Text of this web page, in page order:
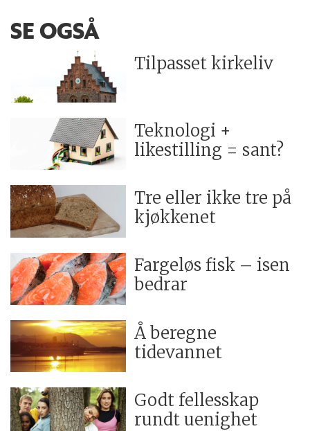
SE OGSÅ
Tilpasset kirkeliv
Teknologi +
likestilling = sant?
Tre eller ikke tre på
kjøkkenet
Fargeløs fisk – isen
bedrar
Å beregne
tidevannet
Godt fellesskap
rundt uenighet